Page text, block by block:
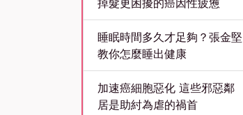
睡眠時間多久才足夠？張金堅
教你怎麼睡出健康
加速癌細胞惡化 這些邪惡鄰
居是助紂為虐的禍首